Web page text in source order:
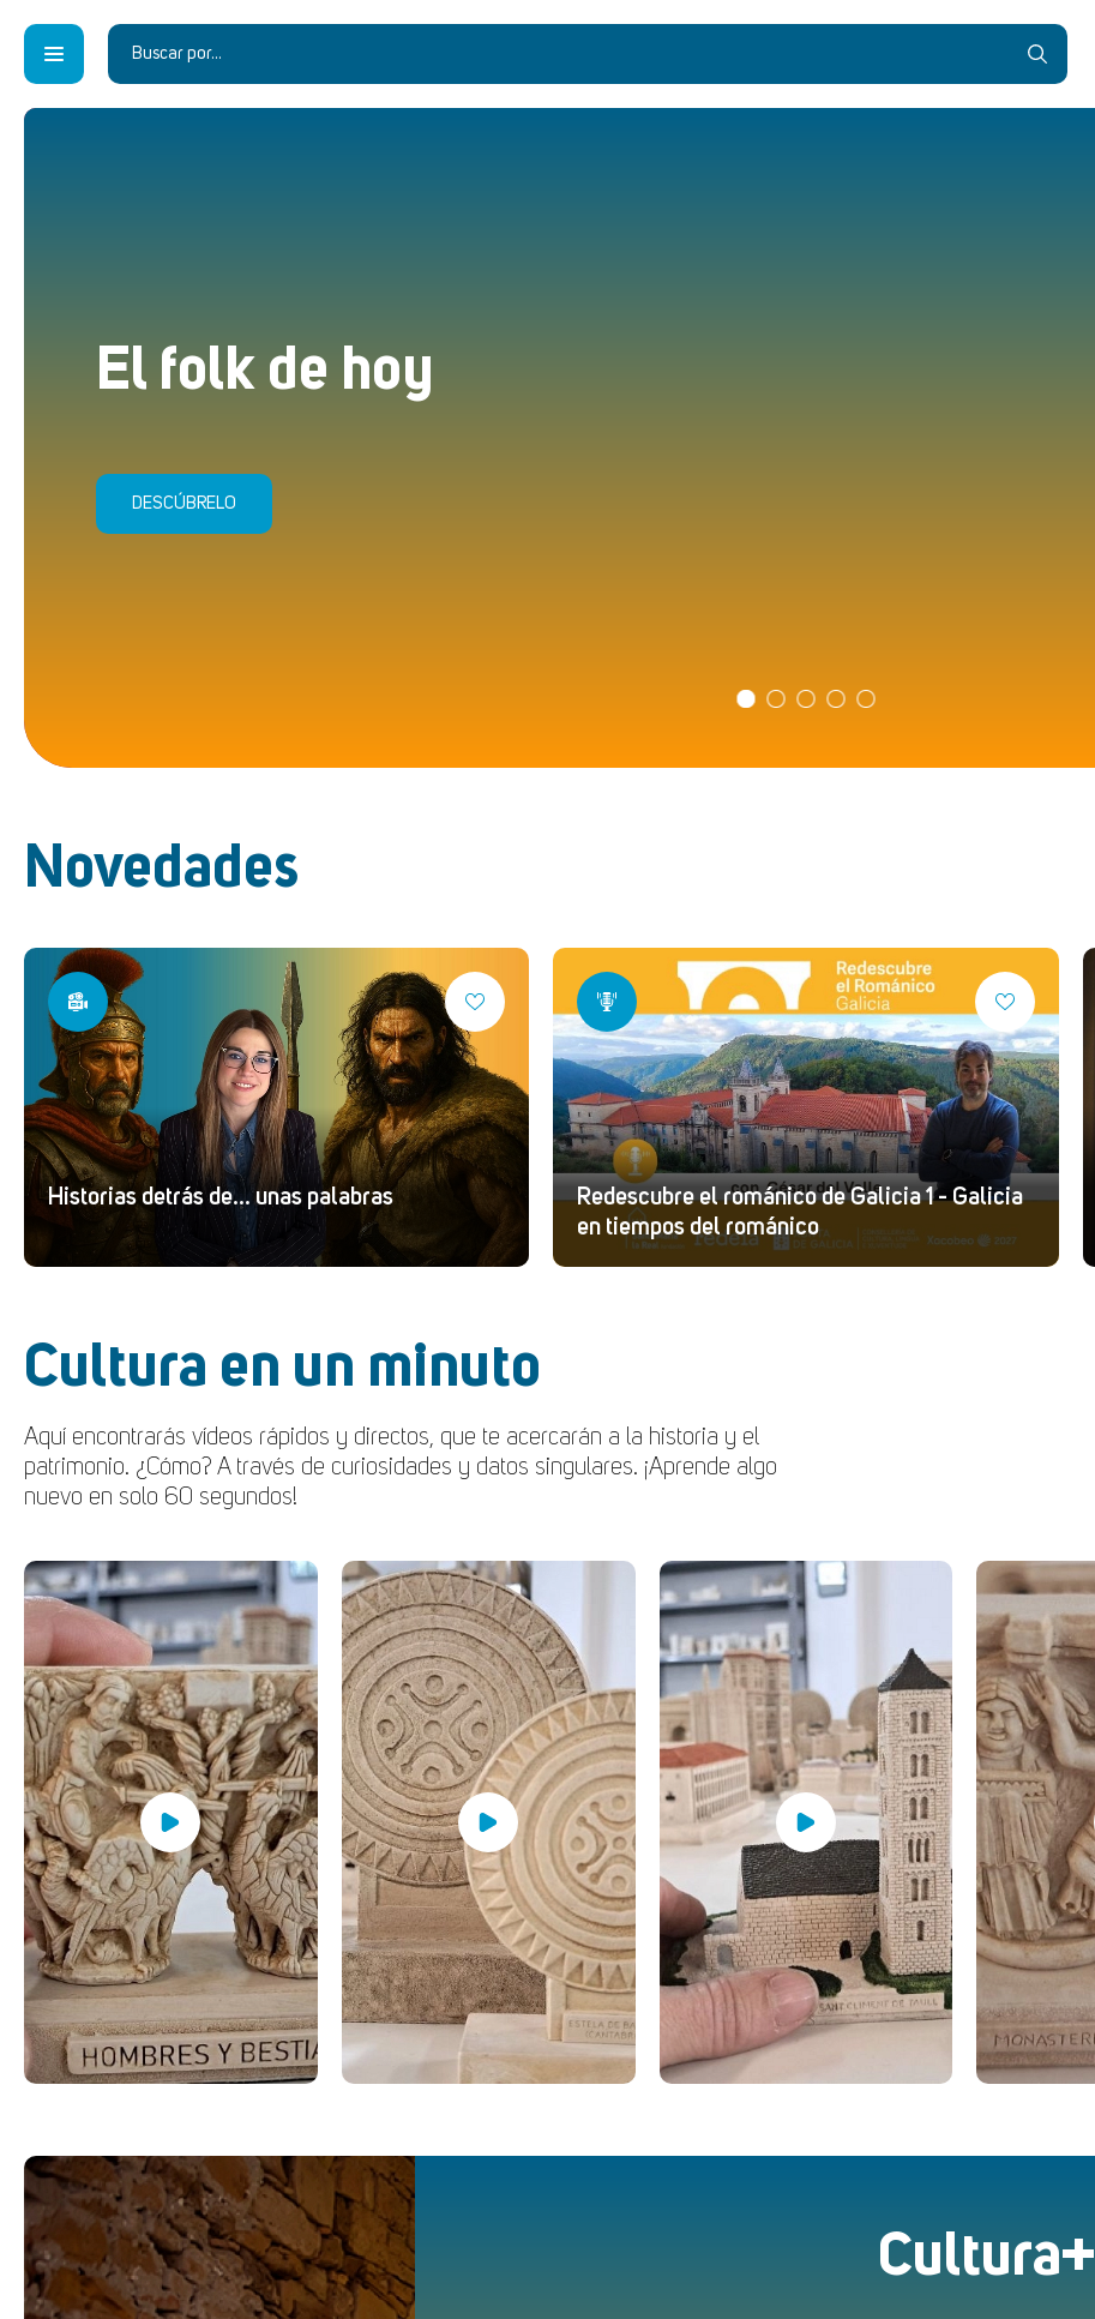
El folk de hoy
DESCÚBRELO
Novedades
Historias detrás de... unas palabras
Redescubre el románico de Galicia 1 - Galicia
en tiempos del románico
Cultura en un minuto
Aquí encontrarás vídeos rápidos y directos, que te acercarán a la historia y el
patrimonio. ¿Cómo? A través de curiosidades y datos singulares. ¡Aprende algo
nuevo en solo 60 segundos!
Cultura+